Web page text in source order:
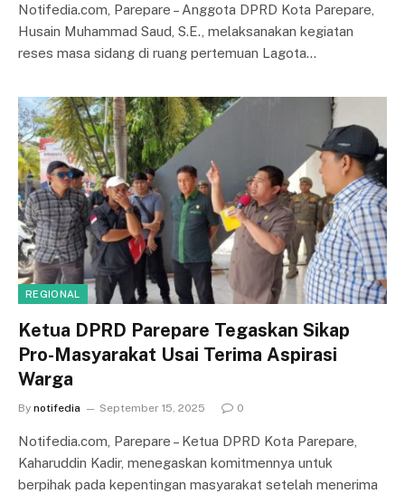
Notifedia.com, Parepare – Anggota DPRD Kota Parepare,
Husain Muhammad Saud, S.E., melaksanakan kegiatan
reses masa sidang di ruang pertemuan Lagota…
REGIONAL
Ketua DPRD Parepare Tegaskan Sikap
Pro-Masyarakat Usai Terima Aspirasi
Warga
By notifedia September 15, 2025 0
Notifedia.com, Parepare – Ketua DPRD Kota Parepare,
Kaharuddin Kadir, menegaskan komitmennya untuk
berpihak pada kepentingan masyarakat setelah menerima